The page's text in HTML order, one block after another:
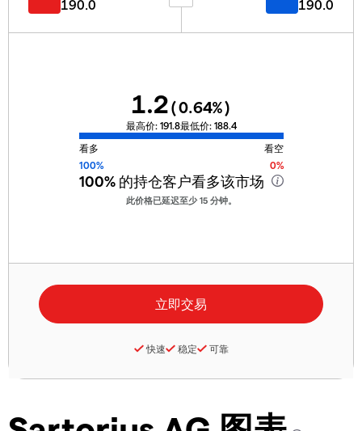
190.0 190.0
1.2(0.64%)
最高价: 191.8最低价: 188.4
看多
看空
100%
0%
100%的持仓客户看多该市场
此价格已延迟至少 15 分钟。
快速 稳定 可靠